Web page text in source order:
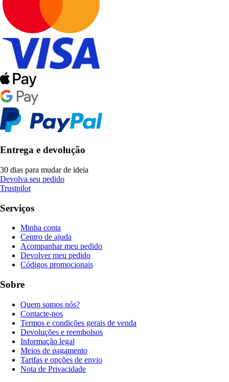
Entrega e devolução
30 dias para mudar de ideia
Devolva seu pedido
Trustpilot
Serviços
Minha conta
Centro de ajuda
Acompanhar meu pedido
Devolver meu pedido
Códigos promocionais
Sobre
Quem somos nós?
Contacte-nos
Termos e condições gerais de venda
Devoluções e reembolsos
Informação legal
Meios de pagamento
Tarifas e opções de envio
Nota de Privacidade